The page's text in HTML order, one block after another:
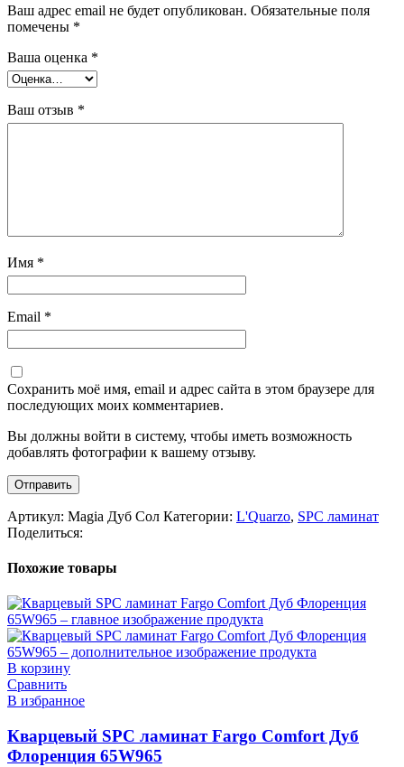
Ваш адрес email не будет опубликован. Обязательные поля
помечены *
Ваша оценка *
Ваш отзыв *
Имя *
Email *
Сохранить моё имя, email и адрес сайта в этом браузере для
последующих моих комментариев.
Вы должны войти в систему, чтобы иметь возможность
добавлять фотографии к вашему отзыву.
Артикул: Magia Дуб Сол Категории: L'Quarzo, SPC ламинат
Поделиться:
Похожие товары
В корзину
Сравнить
В избранное
Кварцевый SPC ламинат Fargo Comfort Дуб
Флоренция 65W965